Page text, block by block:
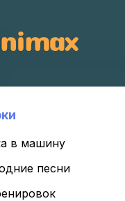
в машину
песни